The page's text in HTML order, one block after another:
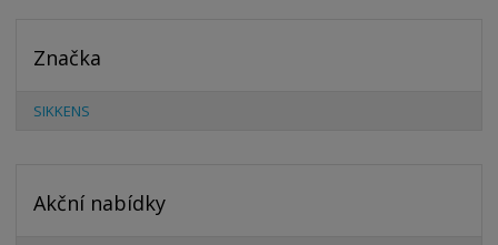
Značka
SIKKENS
Akční nabídky